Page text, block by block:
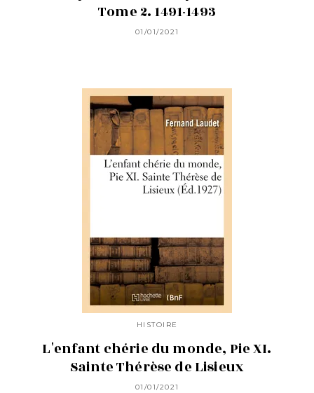
Tome 2. 1491-1493
01/01/2021
HISTOIRE
L'enfant chérie du monde, Pie XI.
Sainte Thérèse de Lisieux
01/01/2021